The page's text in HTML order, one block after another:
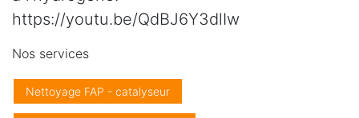
https://youtu.be/QdBJ6Y3dlIw
Nos services
Nettoyage FAP - catalyseur